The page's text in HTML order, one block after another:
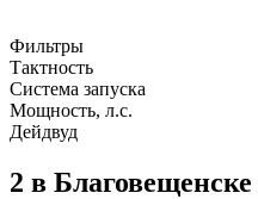
Фильтры
Тактность
Система запуска
Мощность, л.с.
Дейдвуд
2 в Благовещенске